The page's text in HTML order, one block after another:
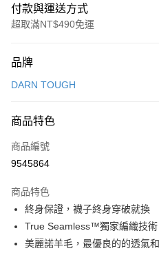
付款與運送方式
超取滿NT$490免運
信用卡一次付款
3 期 0 利率 每期
合作金庫商業銀行
上海商業儲蓄銀行
臺灣中小企業銀行
匯豐（台灣）商業銀行
聯邦商業銀行
元大商業銀行
超商取貨付款
LINE Pay
Apple Pay
ATM付款
品牌
DARN TOUGH
商品特色
商品編號
9545864
商品特色
終身保證，襪子終身穿破就換
True Seamless™獨家編織技術
美麗諾羊毛，最優良的的透氣